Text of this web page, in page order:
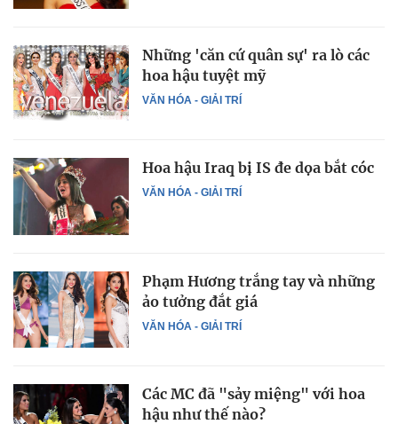
VĂN HÓA - GIẢI TRÍ
Những 'căn cứ quân sự' ra lò các
hoa hậu tuyệt mỹ
VĂN HÓA - GIẢI TRÍ
Hoa hậu Iraq bị IS đe dọa bắt cóc
VĂN HÓA - GIẢI TRÍ
Phạm Hương trắng tay và những
ảo tưởng đắt giá
Các MC đã "sảy miệng" với hoa
hậu như thế nào?